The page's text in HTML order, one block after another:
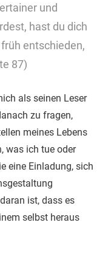
und
hast du dich
entschieden,
87)
als seinen Leser
zu fragen,
meines Lebens
was ich tue oder
eine Einladung, sich
ist, dass es
selbst heraus